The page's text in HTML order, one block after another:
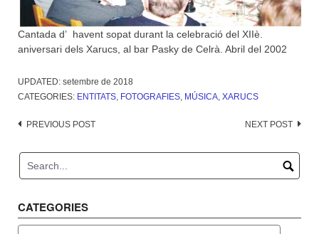
Cantada d’ havent sopat durant la celebració del XIIè.
aniversari dels Xarucs, al bar Pasky de Celrà. Abril del 2002
UPDATED: setembre de 2018
CATEGORIES: ENTITATS, FOTOGRAFIES, MÚSICA, XARUCS
Post
PREVIOUS POST NEXT POST
CATEGORIES